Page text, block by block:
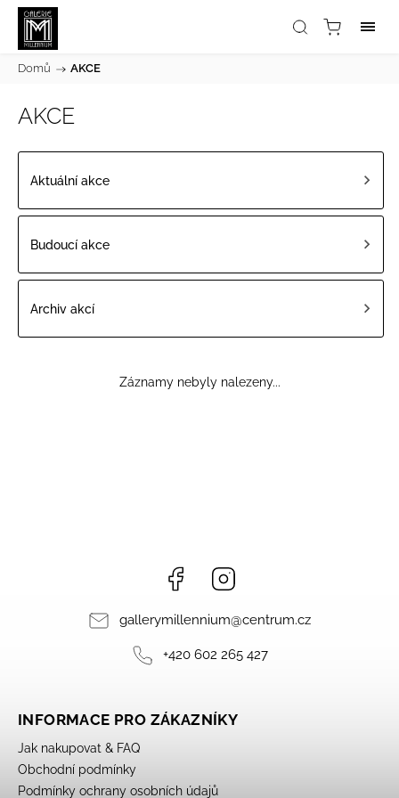
Domů / AKCE
AKCE
Aktuální akce
Budoucí akce
Archiv akcí
Záznamy nebyly nalezeny...
Facebook
gallerymillennium@centrum.cz
+420 602 265 427
INFORMACE PRO ZÁKAZNÍKY
Jak nakupovat & FAQ
Obchodní podmínky
Podmínky ochrany osobních údajů